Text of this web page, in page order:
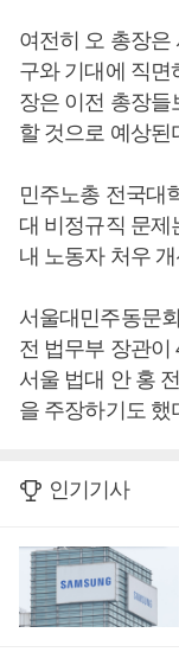
여전히 오 총장은
구와 기대에 직면
장은 이전 총장들
할 것으로 예상된
민주노총 전국대
대 비정규직 문제
내 노동자 처우
서울대민주동문
전 법무부 장관이
서울 법대 안 홍
을 주장하기도 했
인기기사